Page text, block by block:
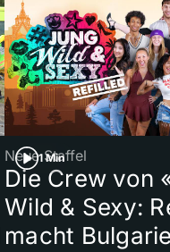
1 Min
Neue Staffel
Die Crew von
Wild & Sexy:
macht